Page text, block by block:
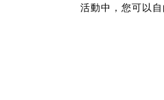
活動中，您可以